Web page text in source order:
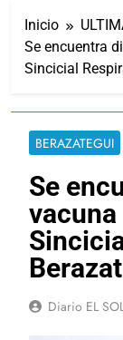
Inicio
Se encuentra
Sincicial
BERAZATEGUI
Se
Diario EL